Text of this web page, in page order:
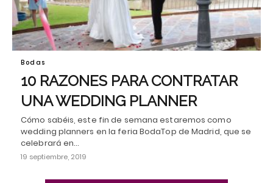
Bodas
10 RAZONES PARA CONTRATAR
UNA WEDDING PLANNER
Cómo sabéis, este fin de semana estaremos como
wedding planners en la feria BodaTop de Madrid, que se
celebrará en…
19 septiembre, 2019